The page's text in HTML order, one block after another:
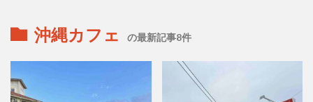
沖縄カフェ の最新記事8件